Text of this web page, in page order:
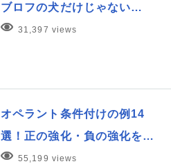
ブロフの犬だけじゃない…
31,397 views
オペラント条件付けの例14
選！正の強化・負の強化を…
55,199 views